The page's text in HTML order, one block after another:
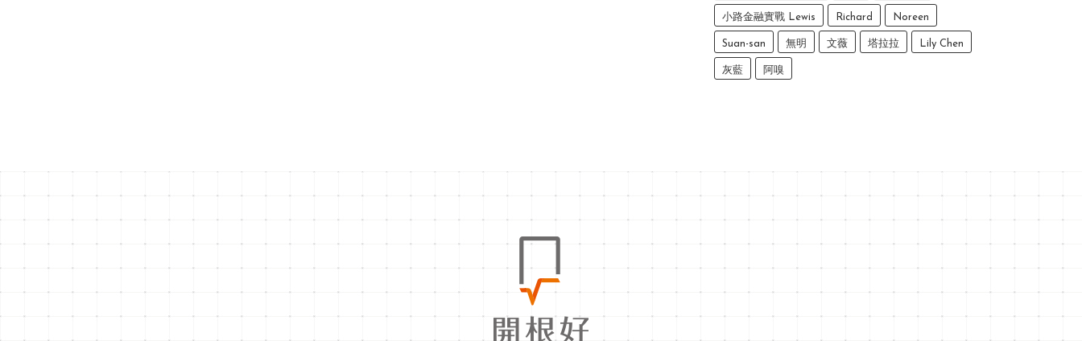
小路金融實戰 Lewis Richard Noreen
Suan-san 無明 文薇 塔拉拉 Lily Chen
灰藍 阿嗅